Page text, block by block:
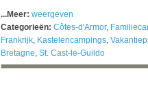
...Meer: weergeven
Categorieën: Côtes-d'Armor,
Frankrijk, Kastelencampings,
Bretagne, St. Cast-le-Guildo